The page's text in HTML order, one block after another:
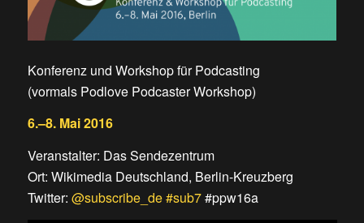
Konferenz und Workshop für Podcasting
(vormals Podlove Podcaster Workshop)
6.–8. Mai 2016
Veranstalter: Das Sendezentrum
Ort: Wikimedia Deutschland, Berlin-Kreuzberg
Twitter: @subscribe_de#sub7#ppw16a